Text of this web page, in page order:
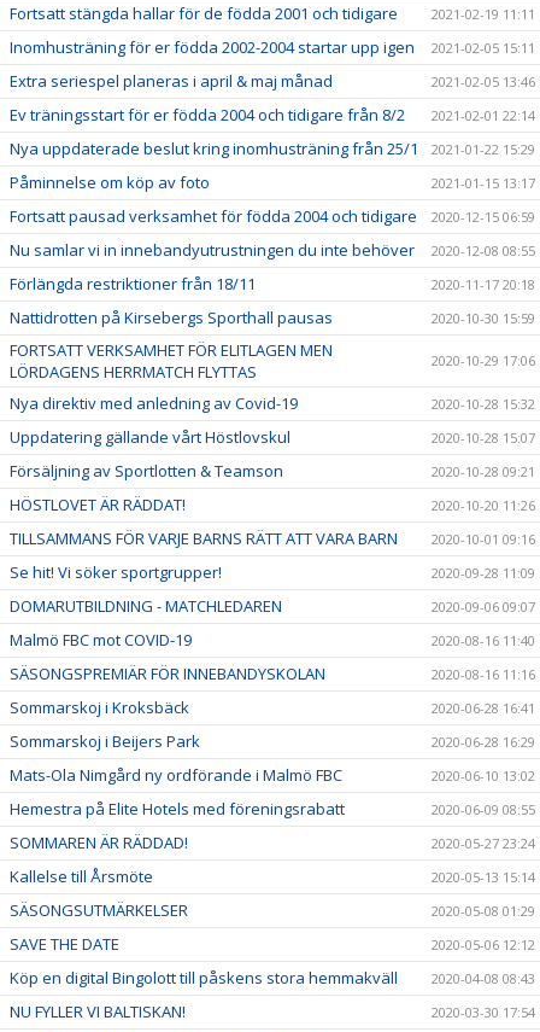
Fortsatt stängda hallar för de födda 2001 och tidigare 2021-02-19 11:11
Inomhusträning för er födda 2002-2004 startar upp igen 2021-02-05 15:11
Extra seriespel planeras i april & maj månad 2021-02-05 13:46
Ev träningsstart för er födda 2004 och tidigare från 8/2 2021-02-01 22:14
Nya uppdaterade beslut kring inomhusträning från 25/1 2021-01-22 15:29
Påminnelse om köp av foto 2021-01-15 13:17
Fortsatt pausad verksamhet för födda 2004 och tidigare 2020-12-15 06:59
Nu samlar vi in innebandyutrustningen du inte behöver 2020-12-08 08:55
Förlängda restriktioner från 18/11 2020-11-17 20:18
Nattidrotten på Kirsebergs Sporthall pausas 2020-10-30 15:59
FORTSATT VERKSAMHET FÖR ELITLAGEN MEN
LÖRDAGENS HERRMATCH FLYTTAS
2020-10-29 17:06
Nya direktiv med anledning av Covid-19 2020-10-28 15:32
Uppdatering gällande vårt Höstlovskul 2020-10-28 15:07
Försäljning av Sportlotten & Teamson 2020-10-28 09:21
HÖSTLOVET ÄR RÄDDAT! 2020-10-20 11:26
TILLSAMMANS FÖR VARJE BARNS RÄTT ATT VARA BARN 2020-10-01 09:16
Se hit! Vi söker sportgrupper! 2020-09-28 11:09
DOMARUTBILDNING - MATCHLEDAREN 2020-09-06 09:07
Malmö FBC mot COVID-19 2020-08-16 11:40
SÄSONGSPREMIÄR FÖR INNEBANDYSKOLAN 2020-08-16 11:16
Sommarskoj i Kroksbäck 2020-06-28 16:41
Sommarskoj i Beijers Park 2020-06-28 16:29
Mats-Ola Nimgård ny ordförande i Malmö FBC 2020-06-10 13:02
Hemestra på Elite Hotels med föreningsrabatt 2020-06-09 08:55
SOMMAREN ÄR RÄDDAD! 2020-05-27 23:24
Kallelse till Årsmöte 2020-05-13 15:14
SÄSONGSUTMÄRKELSER 2020-05-08 01:29
SAVE THE DATE 2020-05-06 12:12
Köp en digital Bingolott till påskens stora hemmakväll 2020-04-08 08:43
NU FYLLER VI BALTISKAN! 2020-03-30 17:54